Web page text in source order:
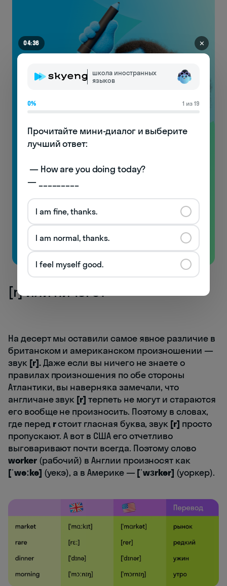
Видеоуроки
по произношению
с носителями!
Узнаете особенности английской фонетики
и начнёте понимать носителей!
Бесплатно
[r] или ничего?
На десерт мы оставили самое явное различие в
британском и американском произношении —
звук [r].Даже если вы ничего не знаете о
правилах произношения по обе стороны
Атлантики, вы наверняка замечали, что
англичане звук [r] терпеть не могут и стараются
его вообще не произносить. Поэтому в словах,
где перед rстоит гласная буква, звук [r] просто
пропускают. А вот в США его отчетливо
выговаривают почти всегда. Поэтому слово
worker(рабочий) в Англии произносят как
[ˈwəːkə] (уекэ), а в Америке — [ˈwɜrkər] (уоркер).
04:29 ✕
школа иностранных
языков
0% 1 из 19
Прочитайте мини-диалог и выберите
лучший ответ:
— _________
I am fine, thanks.
I am normal, thanks.
I feel myself good.